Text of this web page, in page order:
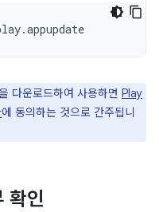
다운로드하여 사용하면 Play
에 동의하는 것으로 간주됩니
확인